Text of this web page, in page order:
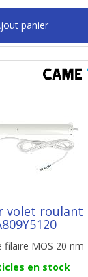
panier
volet roulant
filaire MOS 20 nm
en stock